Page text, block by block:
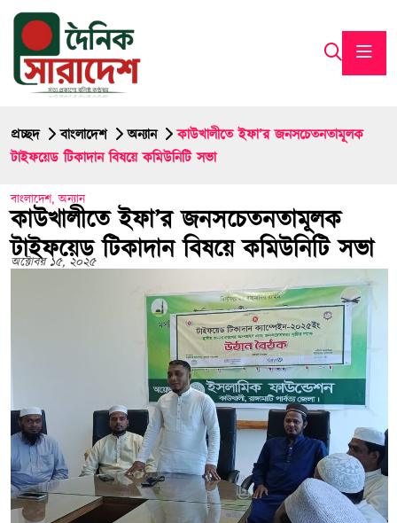
প্রচ্ছদ বাংলাদেশ অন্যান
কাউখালীতে ইফা’র জনসচেতনতামূলক
টাইফয়েড টিকাদান বিষয়ে কমিউনিটি সভা
বাংলাদেশ,অন্যান
কাউখালীতে ইফা’র জনসচেতনতামূলক
টাইফয়েড টিকাদান বিষয়ে কমিউনিটি সভা
অক্টোবর ১৫, ২০২৫